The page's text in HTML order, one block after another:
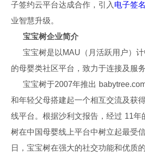
子签约云平台达成合作，引入 电子签名
业智慧升级。
宝宝树企业简介
宝宝树是以MAU（月活跃用户）
的母婴类社区平台，致力于连接及服
宝宝树于2007年推出
和年轻父母搭建起一个相互交流及获
线平台。根据沙利文报告，经过 11年
树在中国母婴线上平台中树立起最受
日，宝宝树在强大的社交功能和优质